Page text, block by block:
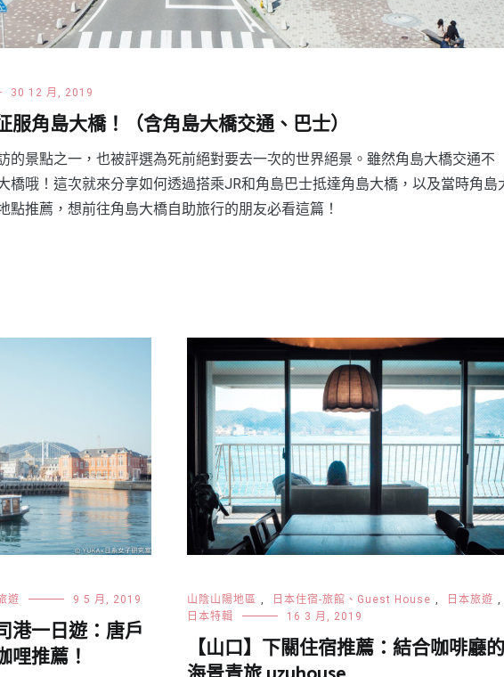
30 12 月, 2019
服角島大橋！（含角島大橋交通、巴士）
的景點之一，也被評選為死前絕對要去一次的世界絕景。雖然角島大橋交通不
橋哦！這次就來分享如何透過搭乘JR和角島巴士抵達角島大橋，以及當時角島
點推薦，想前往角島大橋自助旅行的朋友必看這篇！
遊 9 5 月, 2019
港一日遊：唐戶
哩推薦！
山陰山陽地區 日本住宿-旅館、Guest House 日本旅遊
日本特輯
16 3 月, 2019
【山口】下關住宿推薦：結合咖啡廳的